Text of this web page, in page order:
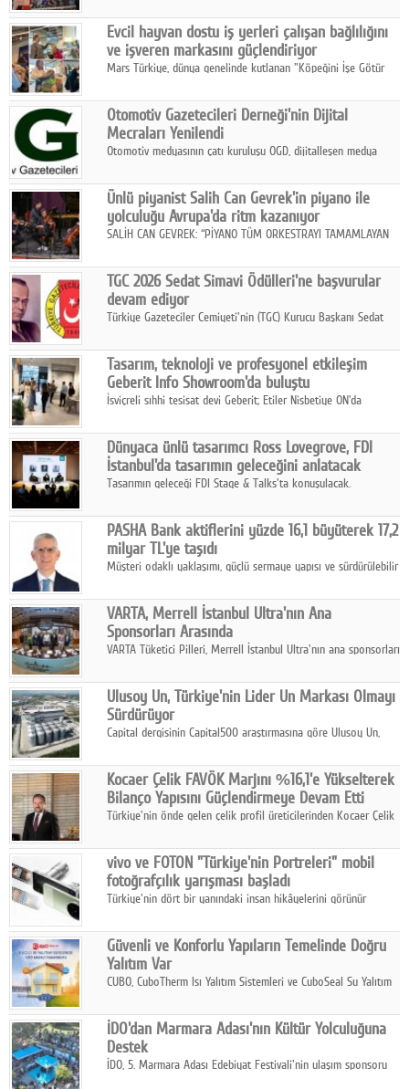
Google Plus
© 2026 TÜM HAKLARI SAKLIDIR
Fuarı'nda sektör profesyonelleri, iş ortakları, bayiler ve son
kullanıcılarla bir araya geldi.
Evcil hayvan dostu iş yerleri çalışan bağlılığını
ve işveren markasını güçlendiriyor
Mars Türkiye, dünya genelinde kutlanan "Köpeğini İşe Götür
çalışan bağlılığı, iyi olma hali ve işveren markası üzerindeki
etkisine dikkat çekti.
Otomotiv Gazetecileri Derneği'nin Dijital
Mecraları Yenilendi
Otomotiv medyasının çatı kuruluşu OGD, dijitalleşen medya
hedefiyle internet sitesini ve sosyal medya kanallarını yeniledi.
Ünlü piyanist Salih Can Gevrek'in piyano ile
yolculuğu Avrupa'da ritm kazanıyor
SALİH CAN GEVREK: “PİYANO TÜM ORKESTRAYI TAMAMLAYAN
ETKİ YARATIYOR"
TGC 2026 Sedat Simavi Ödülleri'ne başvurular
devam ediyor
Türkiye Gazeteciler Cemiyeti'nin (TGC) Kurucu Başkanı Sedat
Tasarım, teknoloji ve profesyonel etkileşim
Geberit Info Showroom'da buluştu
İsviçreli sıhhi tesisat devi Geberit; Etiler Nisbetiye ON'da
ortaklığıyla özel bir davete ev sahipliği yaptı.
Dünyaca ünlü tasarımcı Ross Lovegrove, FDI
İstanbul'da tasarımın geleceğini anlatacak
Tasarımın geleceği FDI Stage & Talks'ta konuşulacak.
PASHA Bank aktiflerini yüzde 16,1 büyüterek 17,2
milyar TL'ye taşıdı
Müşteri odaklı yaklaşımı, güçlü sermaye yapısı ve sürdürülebilir
yılının ilk yarısında güçlü finansal performansını korudu.
VARTA, Merrell İstanbul Ultra'nın Ana
Sponsorları Arasında
VARTA Tüketici Pilleri, Merrell İstanbul Ultra'nın ana sponsorları
enerjisine güç katıyor.
Ulusoy Un, Türkiye'nin Lider Un Markası Olmayı
Sürdürüyor
Capital dergisinin Capital500 araştırmasına göre Ulusoy Un,
hasılatıyla Türkiye'nin en büyük 83. firması oldu.
Kocaer Çelik FAVÖK Marjını %16,1'e Yükselterek
Bilanço Yapısını Güçlendirmeye Devam Etti
Türkiye'nin önde gelen çelik profil üreticilerinden Kocaer Çelik
Çelik FAVÖK Marjını %16,1'e yükseltti.
vivo ve FOTON "Türkiye'nin Portreleri" mobil
fotoğrafçılık yarışması başladı
Türkiye'nin dört bir yanındaki insan hikâyelerini görünür
insanını, kültürünü ve yaşamını portre fotoğraflarıyla
anlatmaya davet ediyor.
Güvenli ve Konforlu Yapıların Temelinde Doğru
Yalıtım Var
CUBO, CuboTherm Isı Yalıtım Sistemleri ve CuboSeal Su Yalıtım
ve sürdürülebilir çözümler sunuyor.
İDO'dan Marmara Adası'nın Kültür Yolculuğuna
Destek
İDO, 5. Marmara Adası Edebiyat Festivali'nin ulaşım sponsoru